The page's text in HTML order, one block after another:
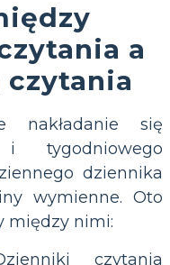
a
nakładanie się
tygodniowego
dziennika
wymienne. Oto
między nimi:
czytania